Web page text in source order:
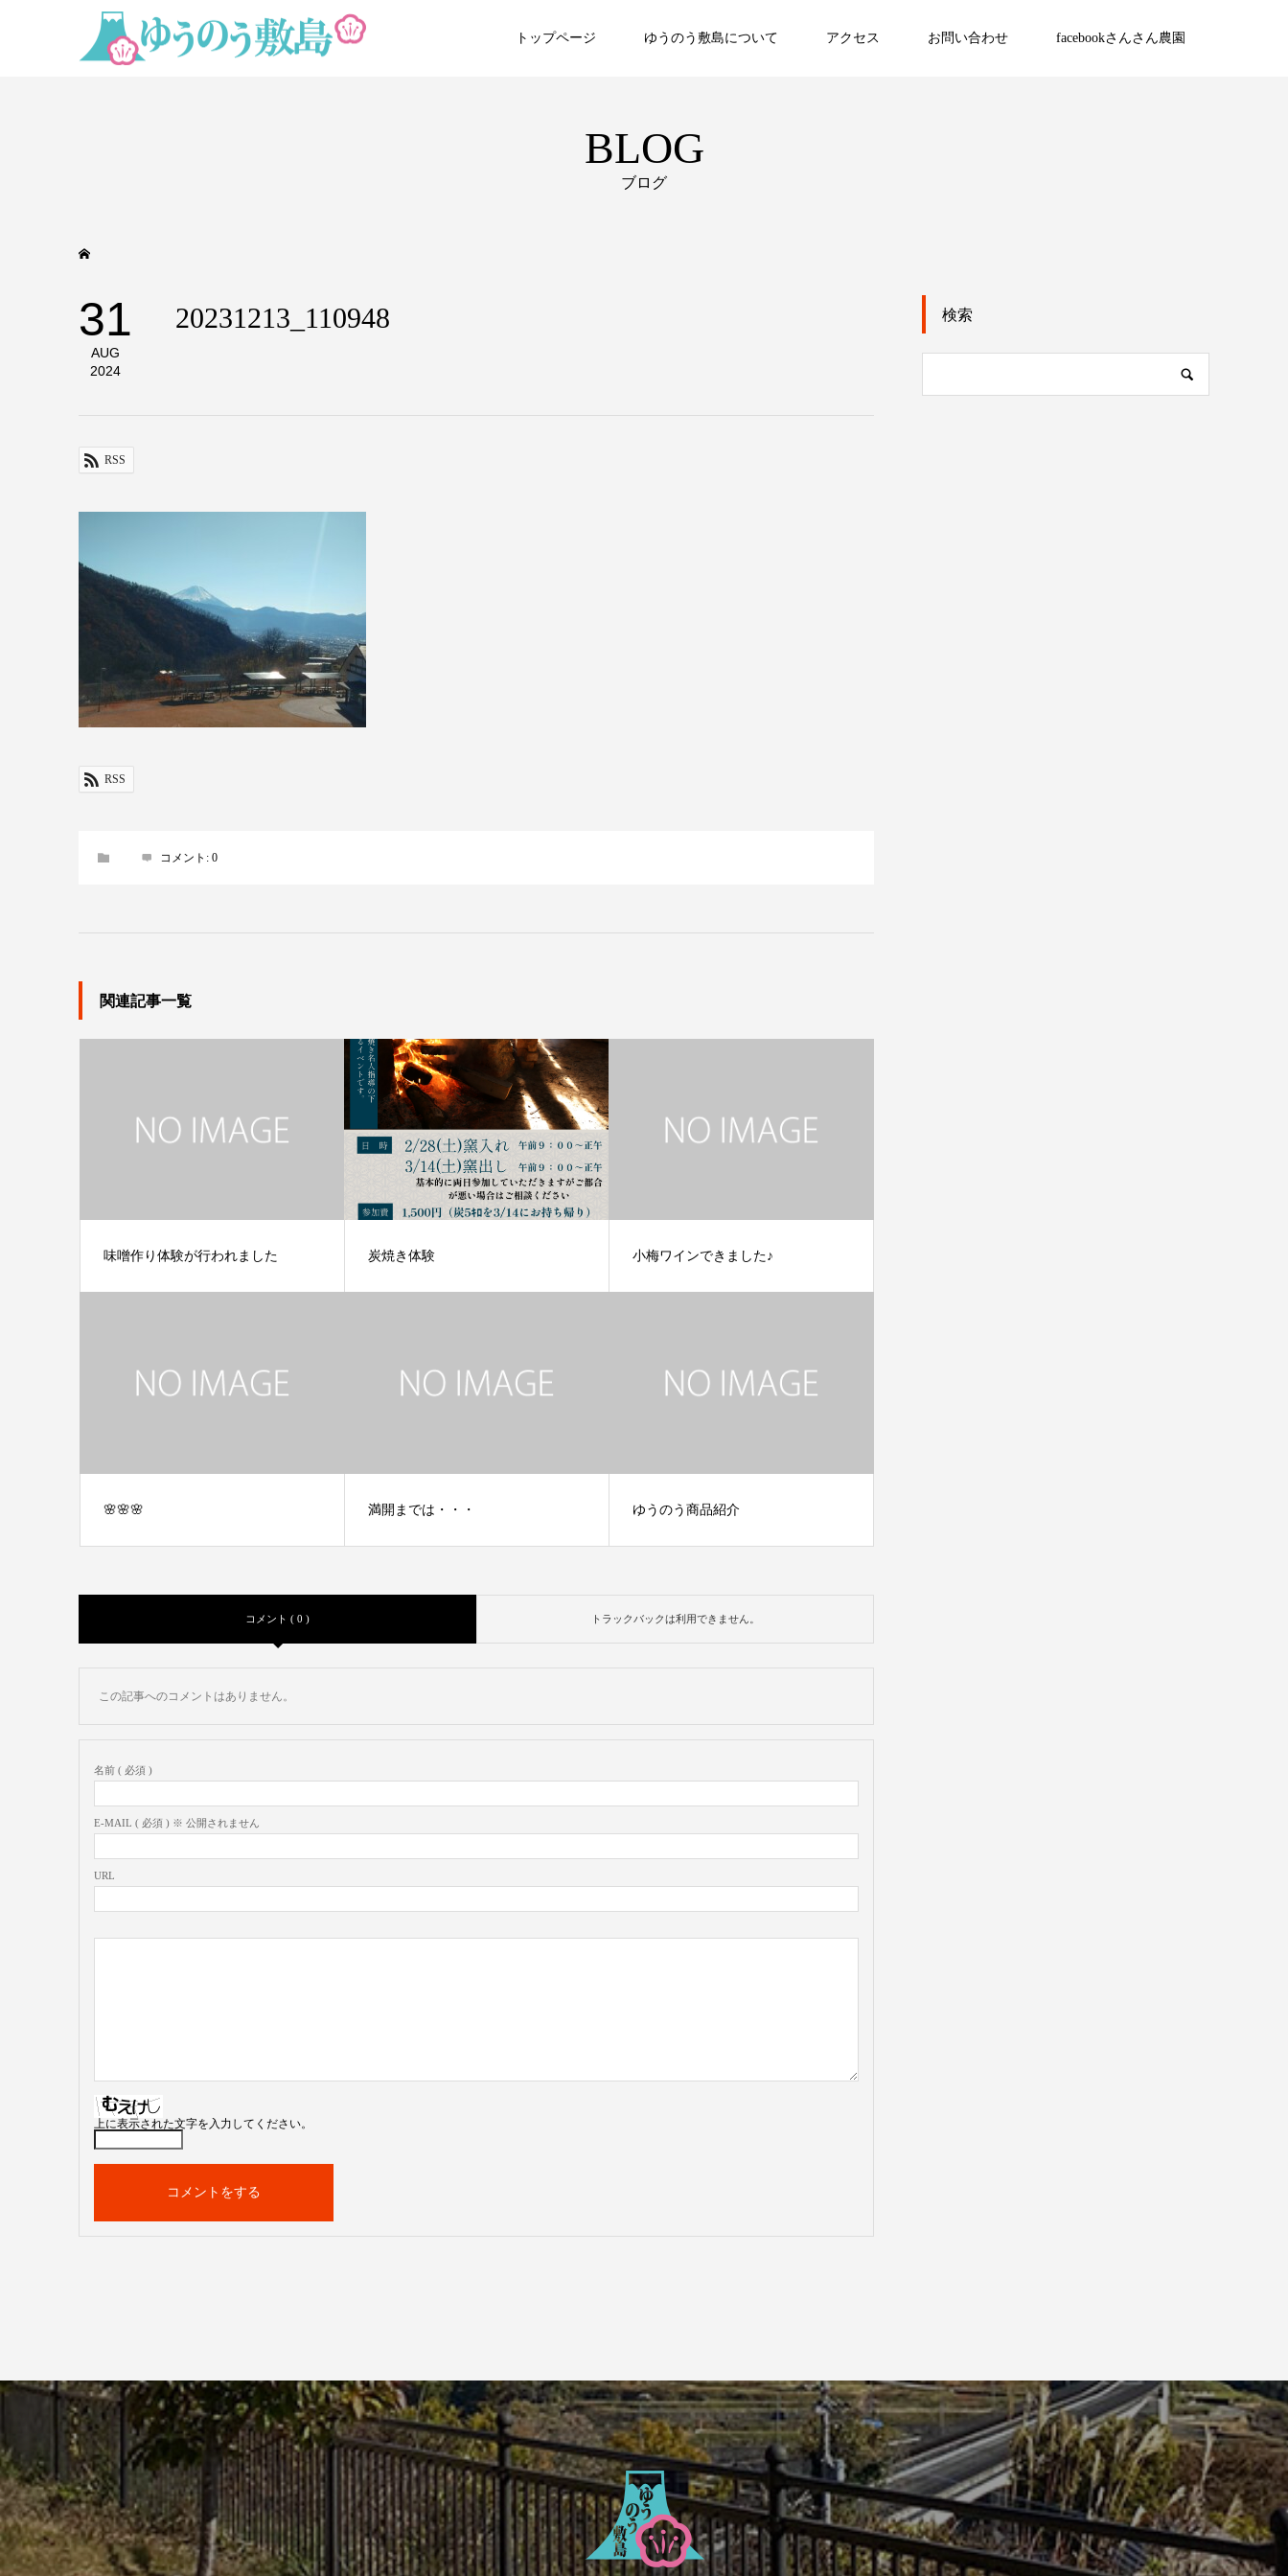
トップページ ゆうのう敷島について アクセス お問い合わせ facebookさんさん農園
BLOG
ブログ
31
AUG
2024
20231213_110948
RSS
RSS
コメント: 0
関連記事一覧
味噌作り体験が行われました 炭焼き体験 小梅ワインできました♪
🌸🌸🌸 満開までは・・・ ゆうのう商品紹介
コメント ( 0 ) トラックバックは利用できません。
この記事へのコメントはありません。
名前 ( 必須 )
E-MAIL ( 必須 ) ※ 公開されません
URL
上に表示された文字を入力してください。
検索